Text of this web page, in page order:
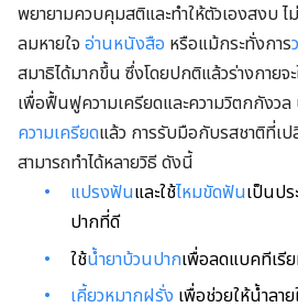
พยายามควบคุมสติและทำให้ตัวเองสงบ ไ
ลมหายใจ อ่านหนังสือ หรือแม้กระทั่งการ
สมาธิได้มากขึ้น ซึ่งโดยปกติแล้วร่างกายจ
เพื่อฟื้นฟูความเครียดและความวิตกกังว
ความเครียดแล้ว การรับมือกับรสชาติที่เ
สามารถทำได้หลายวิธี ดังนี้
แปรงฟันและใช้ไหมขัดฟันเป็นป
ปากที่ดี
ใช้น้ำยาบ้วนปากเพื่อลดแบคทีเรี
เคี้ยวหมากฝรั่ง เพื่อช่วยให้น้ำลา